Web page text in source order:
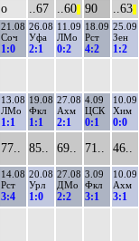
о ..67 ..60 90 ..63
21.08
Соч
1:0
26.08
Уфа
2:1
11.09
ЛМо
0:2
18.09
Рст
4:2
25.09
Зен
1:2
13.08
ЛМо
1:1
19.08
Фкл
1:1
27.08
Ахм
2:1
4.09
ЦСК
0:1
10.09
Хим
0:0
77.. 85.. 69.. 71.. 46..
14.08
Рст
3:4
20.08
Урл
1:0
27.08
ДМо
2:2
3.09
Фкл
3:1
10.09
Ахм
3:1